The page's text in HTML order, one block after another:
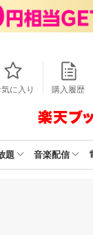
気に入り 購入履歴
題 音楽配信